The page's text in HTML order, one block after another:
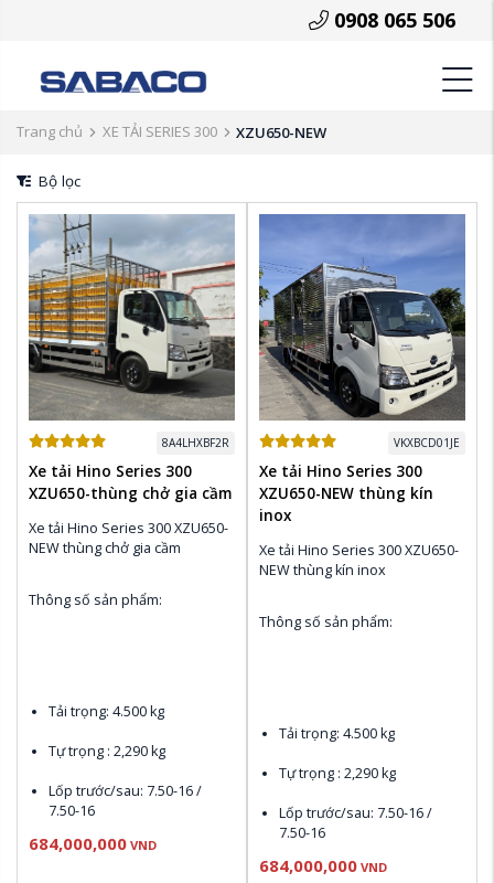
0908 065 506
Trang chủ XE TẢI SERIES 300 XZU650-NEW
Bộ lọc
8A4LHXBF2R
Xe tải Hino Series 300
XZU650-thùng chở gia cầm
Xe tải Hino Series 300 XZU650-
NEW thùng chở gia cầm
Thông số sản phẩm:
Tải trọng: 4.500 kg
Tự trọng : 2,290 kg
Lốp trước/sau: 7.50-16 /
7.50-16
Động cơ: HINO J05E-U, Dung
684,000,000 VND
VKXBCD01JE
Xe tải Hino Series 300
XZU650-NEW thùng kín
inox
Xe tải Hino Series 300 XZU650-
NEW thùng kín inox
Thông số sản phẩm:
Tải trọng: 4.500 kg
Tự trọng : 2,290 kg
Lốp trước/sau: 7.50-16 /
7.50-16
Động cơ: HINO J05E-U, Dung
684,000,000 VND